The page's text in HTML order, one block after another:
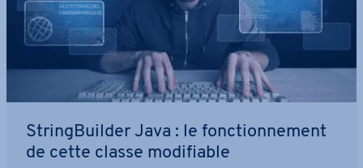
String­Buil­der Java : le fonc­tion­ne­ment
de cette classe mo­di­fiable